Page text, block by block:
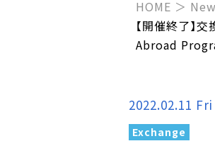
HOME
【開催終了】
Abroad
2022.02.11 Fri
Exchange